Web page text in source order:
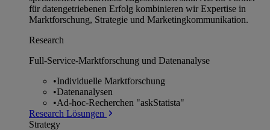
für datengetriebenen Erfolg kombinieren wir Expertise in
Marktforschung, Strategie und Marketingkommunikation.
Research
Full-Service-Marktforschung und Datenanalyse
•Individuelle Marktforschung
•Datenanalysen
•Ad-hoc-Recherchen "askStatista"
Research Lösungen
Strategy